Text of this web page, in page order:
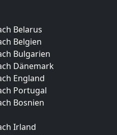
Belarus
Belgien
Bulgarien
Dänemark
England
Portugal
Bosnien
Irland